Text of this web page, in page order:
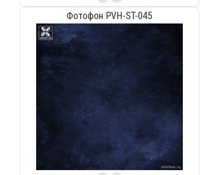
Фотофон PVH-ST-045